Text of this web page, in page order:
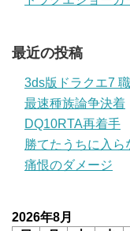
最近の投稿
3ds版ドラクエ7
最速種族論争決着
DQ10RTA再着手
勝てたうちに入ら
痛恨のダメージ
2026年8月